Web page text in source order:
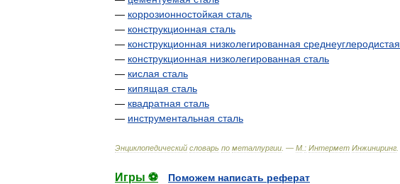
— коррозионностойкая сталь
— конструкционная сталь
— конструкционная низколегированная среднеуглеродистая
— конструкционная низколегированная сталь
— кислая сталь
— кипящая сталь
— квадратная сталь
— инструментальная сталь
Энциклопедический словарь по металлургии . — М : Интермет Инжиниринг
Игры ⚽
Поможем написать реферат